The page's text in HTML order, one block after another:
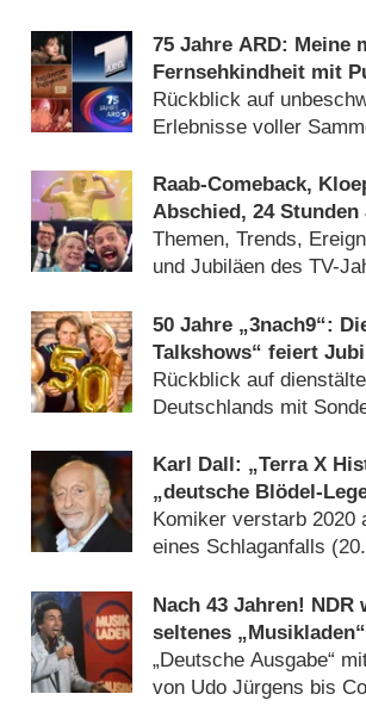
75 Jahre ARD: Meine
Fernsehkindheit mit
Zeichentrick,
Musik
Rückblick auf
Erlebnisse voller
(19.04.2025)
Raab-Comeback,
Abschied, 24
und viel Sport: Das
Fernsehjahr 2024 im
Themen, Trends,
und Jubiläen des TV-
50 Jahre „3nach9“:
Talkshows“ feiert
Rückblick auf
Deutschlands mit
Karl Dall: „Terra X
„deutsche Blödel-
Komiker verstarb 2020
eines Schlaganfalls (
Nach 43 Jahren! NDR
seltenes
„Deutsche Ausgabe“
von Udo Jürgens bis